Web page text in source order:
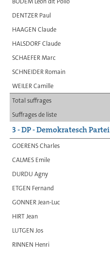
DENTZER Paul
HAAGEN Claude
HALSDORF Claude
SCHAEFER Marc
SCHNEIDER Romain
WEILER Camille
Total suffrages
Suffrages de liste
3 - DP - Demokratesch Partei
GOERENS Charles
CALMES Emile
DURDU Agny
ETGEN Fernand
GONNER Jean-Luc
HIRT Jean
LUTGEN Jos
RINNEN Henri